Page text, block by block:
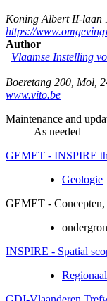
Koning Albert II-laan
https://
Author
Vlaamse Instelling
Boeretang 200 Mol
www.vito.be
Maintenance and
As needed
GEMET - INSPIRE
Geologie
GEMET - Concepten,
INSPIRE - Spatial
Regionaal